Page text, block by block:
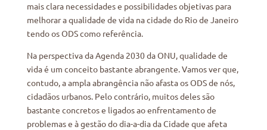
mais clara necessidades e possibilidades objetivas para
melhorar a qualidade de vida na cidade do Rio de Janeiro
tendo os ODS como referência.
Na perspectiva da Agenda 2030 da ONU, qualidade de
vida é um conceito bastante abrangente. Vamos ver que,
contudo, a ampla abrangência não afasta os ODS de nós,
cidadãos urbanos. Pelo contrário, muitos deles são
bastante concretos e ligados ao enfrentamento de
problemas e à gestão do dia-a-dia da Cidade que afeta